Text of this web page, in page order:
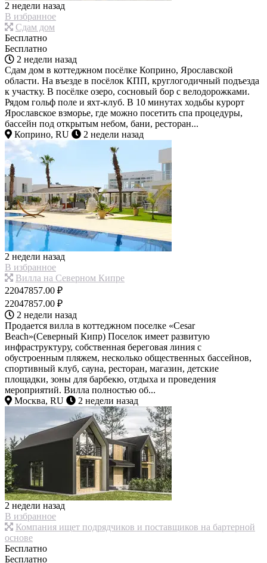
2 недели назад
В избранное
Сдам дом
Бесплатно
Бесплатно
2 недели назад
Сдам дом в коттеджном посёлке Коприно, Ярославской
области. На въезде в посёлок КПП, круглогодичный подъезда
к участку. В посёлке озеро, сосновый бор с велодорожками.
Рядом гольф поле и яхт-клуб. В 10 минутах ходьбы курорт
Ярославское взморье, где можно посетить спа процедуры,
бассейн под открытым небом, бани, ресторан...
Коприно, RU
2 недели назад
2 недели назад
В избранное
Вилла на Северном Кипре
22047857.00 ₽
22047857.00 ₽
2 недели назад
Продается вилла в коттеджном поселке «Cesar
Beach»(Северный Кипр) Поселок имеет развитую
инфраструктуру, собственная береговая линия с
обустроенным пляжем, несколько общественных бассейнов,
спортивный клуб, сауна, ресторан, магазин, детские
площадки, зоны для барбекю, отдыха и проведения
мероприятий. Вилла полностью об...
Москва, RU
2 недели назад
2 недели назад
В избранное
Компания ищет подрядчиков и поставщиков на бартерной
основе
Бесплатно
Бесплатно